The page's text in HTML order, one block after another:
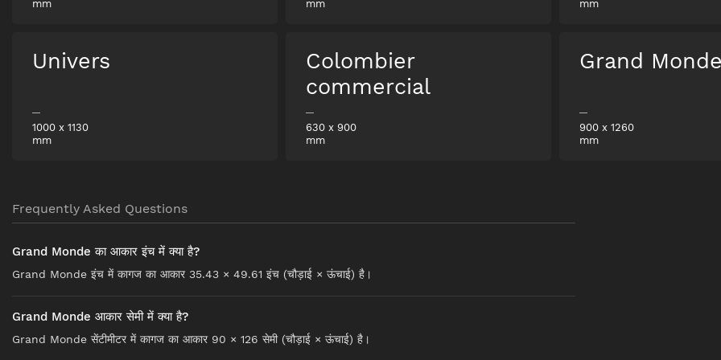
mm mm mm
Univers
1000 x 1130
mm
Colombier
commercial
630 x 900
mm
Grand
900 x 1260
mm
Frequently Asked Questions
Grand Monde का आकार इंच में क्या है?
Grand Monde इंच में कागज का आकार 35.43 × 49.61 इंच (चौड़ाई × ऊंचाई) है।
Grand Monde आकार सेमी में क्या है?
Grand Monde सेंटीमीटर में कागज का आकार 90 × 126 सेमी (चौड़ाई × ऊंचाई) है।